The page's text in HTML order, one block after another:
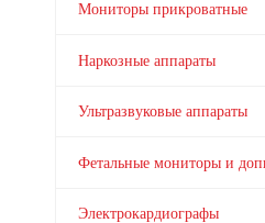
Мониторы прикроватные
Наркозные аппараты
Ультразвуковые аппараты
Фетальные мониторы и
Электрокардиографы